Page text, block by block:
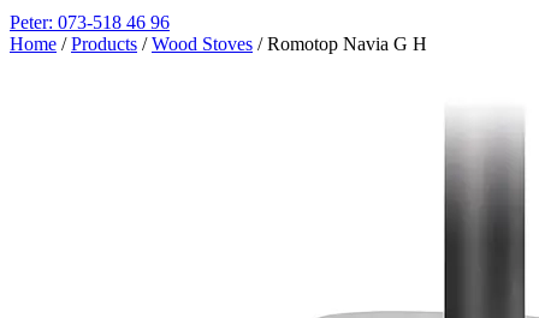
Peter: 073-518 46 96
Home / Products / Wood Stoves / Romotop Navia G H